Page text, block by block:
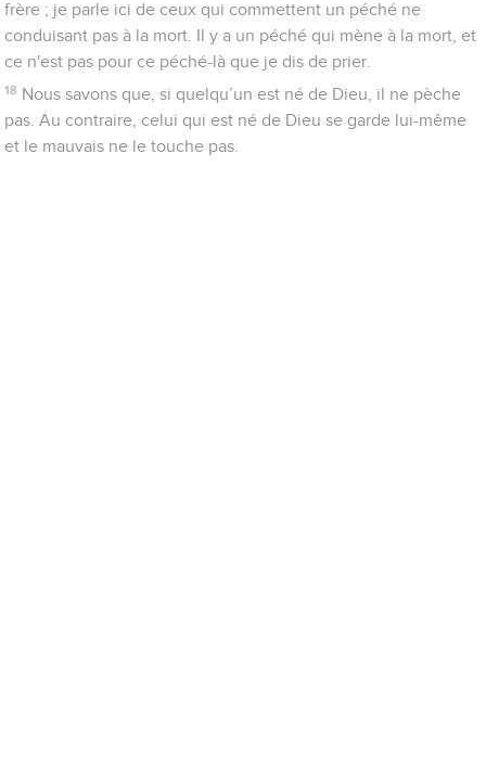
frère ; je parle ici de ceux qui commettent un péché ne
conduisant pas à la mort. Il y a un péché qui mène à la mort, et
ce n'est pas pour ce péché-là que je dis de prier.
18 Nous savons que, si quelqu’un est né de Dieu, il ne pèche
pas. Au contraire, celui qui est né de Dieu se garde lui-même
et le mauvais ne le touche pas.